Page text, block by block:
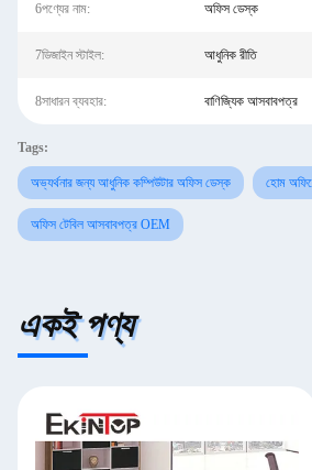
6পণ্যের নাম: অফিস ডেস্ক
7ডিজাইন স্টাইল: আধুনিক রীতি
8সাধারন ব্যবহার: বাণিজ্যিক আসবাবপত্র
Tags:
অভ্যর্থনার জন্য আধুনিক কম্পিউটার অফিস ডেস্ক হোম
অফিস টেবিল আসবাবপত্র OEM
একই পণ্য